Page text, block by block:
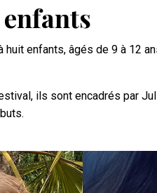
huit enfants, âgés de 9 à 12
ils sont encadrés par
Photo
VIP